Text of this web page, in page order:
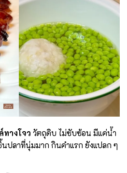
ทางโจว วัตถุดิบ ไม่ซับซ้อน มีแค่น้ำ
ปลาที่นุ่มมาก กินคำแรก ยังแปลก ๆ